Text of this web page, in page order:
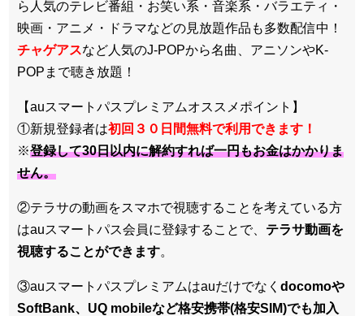
ら人気のテレビ番組・お笑い系・音楽系・バラエティ・
映画・アニメ・ドラマなどの見放題作品も多数配信中！
チャゲアスなど人気のJ-POPから名曲、アニソンやK-
POPまで聴き放題！
【auスマートパスプレミアムオススメポイント】
①新規登録者は初回３０日間無料で利用できます！
※登録して30日以内に解約すれば一円もお金はかかりま
せん。
②テラサの動画をスマホで視聴することを考えている方
はauスマートパス会員に登録することで、 テラサ動画を
視聴することができます。
③auスマートパスプレミアムはauだけでなく docomoや
SoftBank、UQ mobileなど格安携帯(格安SIM)でも加入